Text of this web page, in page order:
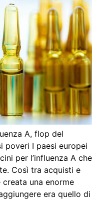
A, flop del
poveri I paesi europei
per l’influenza A che
Così tra acquisti e
una enorme
era quello di